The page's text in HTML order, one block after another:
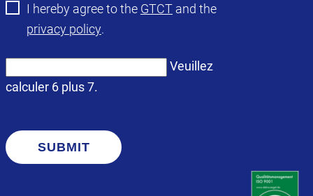
I hereby agree to the GTCT and the
privacy policy.
Veuillez
calculer 6 plus 7.
SUBMIT